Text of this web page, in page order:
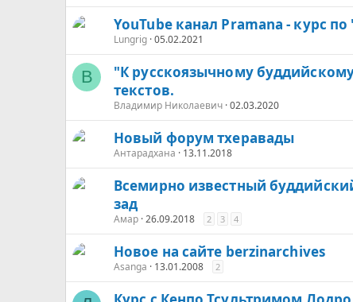
YouTube канал Pramana - курс
Lungrig 05.02.2021
В
"К русскоязычному
текстов.
Владимир Николаевич 02.03.2020
Новый форум тхеравады
Антарадхана 13.11.2018
Всемирно известный
зад
Амар 26.09.2018 2 3 4
Новое на сайте berzinarchives
Asanga 13.01.2008 2